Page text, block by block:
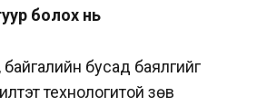
болох нь
бусад баялгийг
технологитой зөв